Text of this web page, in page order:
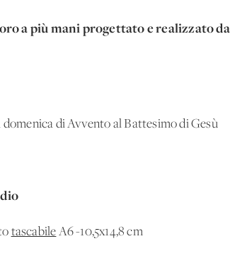
a più mani progettato e realizzato
domenica di Avvento al Battesimo di Gesù
tascabile A6 -10,5x14,8 cm